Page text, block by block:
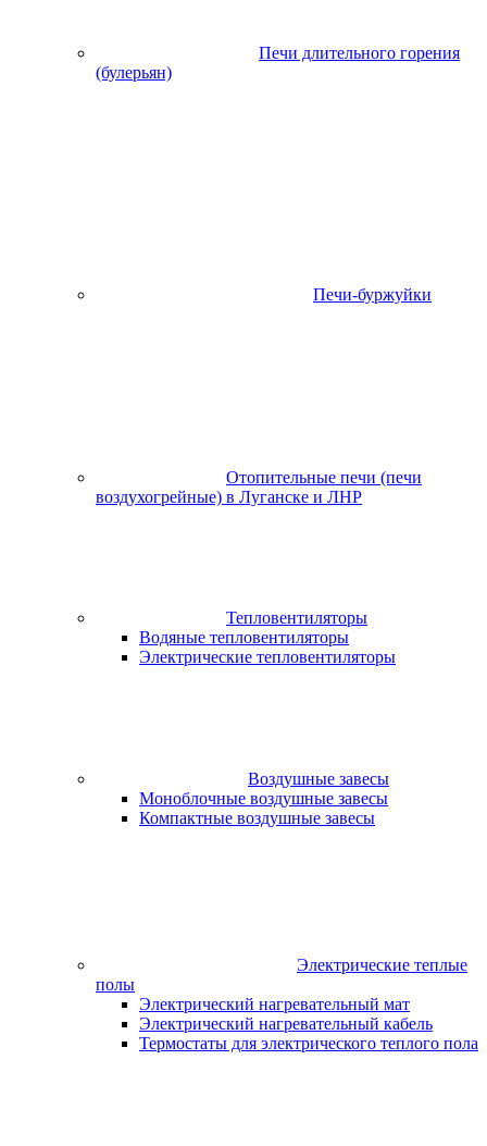
Печи длительного горения
(булерьян)
Печи-буржуйки
Отопительные печи (печи
воздухогрейные) в Луганске и ЛНР
Тепловентиляторы
Водяные тепловентиляторы
Электрические тепловентиляторы
Воздушные завесы
Моноблочные воздушные завесы
Компактные воздушные завесы
Электрические теплые
полы
Электрический нагревательный мат
Электрический нагревательный кабель
Термостаты для электрического теплого пола